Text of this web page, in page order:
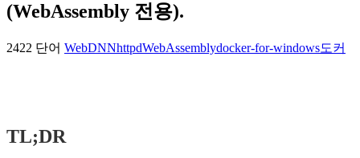
(WebAssembly 전용).
2422 단어 WebDNNhttpdWebAssemblydocker-for-windows도커
TL;DR